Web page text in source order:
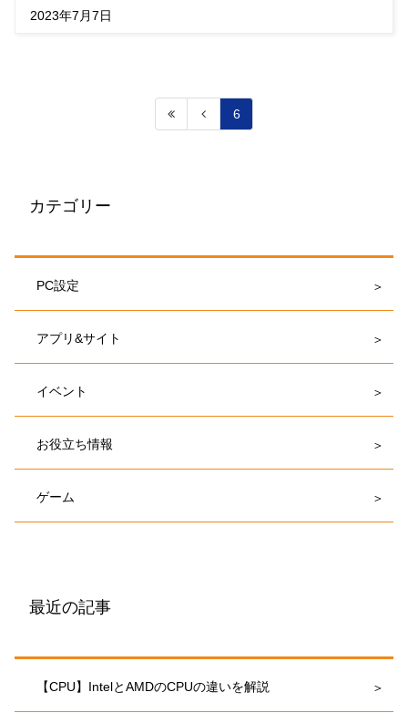
2023年7月7日
6
カテゴリー
PC設定
アプリ&サイト
イベント
お役立ち情報
ゲーム
最近の記事
【CPU】IntelとAMDのCPUの違いを解説